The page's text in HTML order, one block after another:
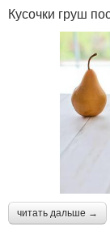
Кусочки груш
читать дальше →